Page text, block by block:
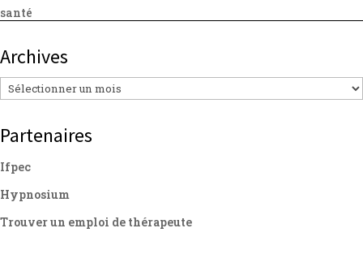
santé
Archives
Archives
Partenaires
Ifpec
Hypnosium
Trouver un emploi de thérapeute